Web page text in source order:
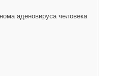
аденовируса человека